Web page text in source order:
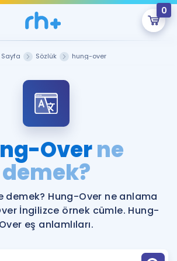
0
Şifremi Hatırlamıyorum
Sepetin Şu An Boş.
sınava hazırlayacak onlarca eğitim seni
bekliyor!
İngilizce Gramer
Sözlük hung-over
Overne
demek?
demek? Hung-Over ne anlama
İngilizce örnek cümle. Hung-
Over eş anlamlıları.